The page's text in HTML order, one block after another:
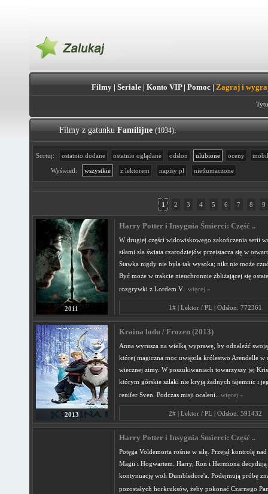
Filmy| Seriale| Konto VIP| Pomoc| Zagraj i
Filmy z gatunkuFamilijne (1034).
Sortuj: ostatnio dodane ostatnio oglądane odsłon ulubione oceny
Wyświetl: wszystkie z lektorem napisy pl nietłumaczone
1 2 3 4 5 6 7 8 9
2011
Harry Potter i Insygnia Śmierci: Część ..
W drugiej części widowiskowego zakończenia serii
siłami zła świata czarodziejów przeistacza się w
Stawka nigdy nie była tak wysoka; nikt nie może
Być może w trakcie nieuchronnie zbliżającej się
rozgrywki z Lordem V.. więcej »
1# | Lektor / PL | Odsłon: 772361
2013
Kraina lodu / Frozen (2013)
Anna wyrusza na wielką wyprawę, by odnaleźć
której magiczna moc uwięziła królestwo Arendelle w
wiecznej zimy. W poszukiwaniach towarzyszy jej
którym górskie szlaki nie kryją żadnych tajemnic i
renifer Sven. Podczas misji ocaleni.. więcej »
2# | Lektor / PL | Odsłon: 591432
Harry Potter i Insygnia Śmierci: Część ..
Potęga Voldemorta rośnie w siłę. Przejął kontrolę
Magii i Hogwartem. Harry, Ron i Hermiona decydują
kontynuację woli Dumbledore'a. Podejmują próbę
pozostałych horkruksów, żeby pokonać Czarnego